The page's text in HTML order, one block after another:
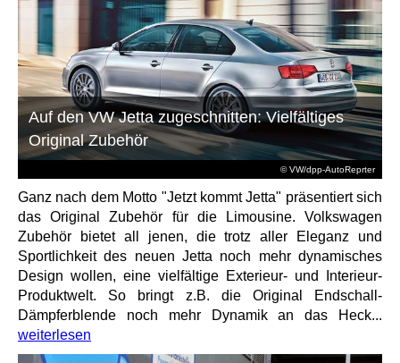
© VW/dpp-AutoReprter
Auf den VW Jetta zugeschnitten: Vielfältiges
Original Zubehör
Ganz nach dem Motto "Jetzt kommt Jetta" präsentiert sich
das Original Zubehör für die Limousine. Volkswagen
Zubehör bietet all jenen, die trotz aller Eleganz und
Sportlichkeit des neuen Jetta noch mehr dynamisches
Design wollen, eine vielfältige Exterieur- und Interieur-
Produktwelt. So bringt z.B. die Original Endschall-
Dämpferblende noch mehr Dynamik an das Heck...
weiterlesen